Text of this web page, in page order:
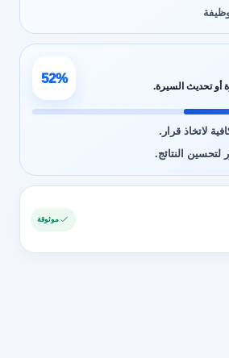
أو تحديث السيرة. 52%
لاتخاذ قرار.
لتحسين النتائج.
موثوقة